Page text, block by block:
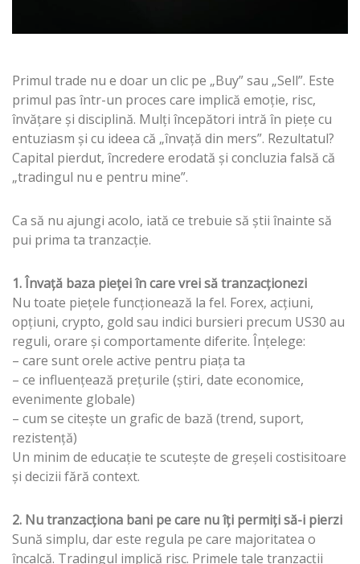
Primul trade nu e doar un clic pe „Buy” sau „Sell”. Este
primul pas într-un proces care implică emoție, risc,
învățare și disciplină. Mulți începători intră în piețe cu
entuziasm și cu ideea că „învață din mers”. Rezultatul?
Capital pierdut, încredere erodată și concluzia falsă că
„tradingul nu e pentru mine”.
Ca să nu ajungi acolo, iată ce trebuie să știi înainte să
pui prima ta tranzacție.
1. Învață baza pieței în care vrei să tranzacționezi
Nu toate piețele funcționează la fel. Forex, acțiuni,
opțiuni, crypto, gold sau indici bursieri precum US30 au
reguli, orare și comportamente diferite. Înțelege:
– care sunt orele active pentru piața ta
– ce influențează prețurile (știri, date economice,
evenimente globale)
– cum se citește un grafic de bază (trend, suport,
rezistență)
Un minim de educație te scutește de greșeli costisitoare
și decizii fără context.
2. Nu tranzacționa bani pe care nu îți permiți să-i pierzi
Sună simplu, dar este regula pe care majoritatea o
încalcă. Tradingul implică risc. Primele tale tranzacții